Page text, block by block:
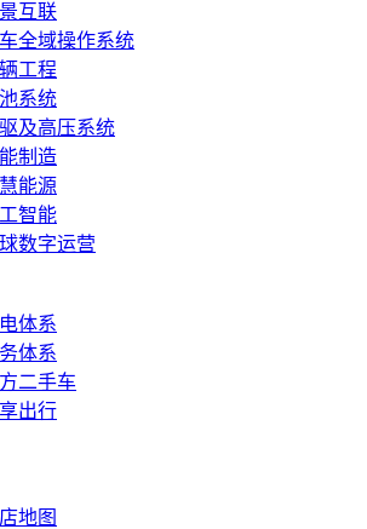
互联
全域操作系统
工程
系统
及高压系统
制造
能源
智能
数字运营
体系
体系
二手车
出行
地图